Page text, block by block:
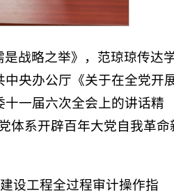
战略之举》，范琼琼传达
央办公厅《关于在全党开
一届六次全会上的讲话精
体系开辟百年大党自我革命
设工程全过程审计操作指